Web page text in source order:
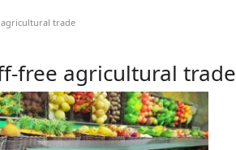
trade
free agricultural trade